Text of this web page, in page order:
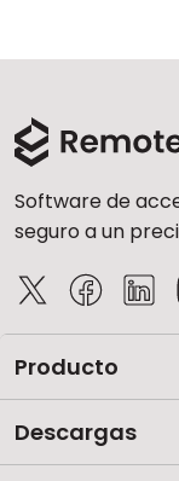
Software de
seguro a un
Producto
Descargas